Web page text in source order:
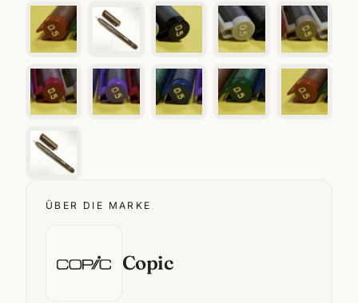
ÜBER DIE MARKE
Copic